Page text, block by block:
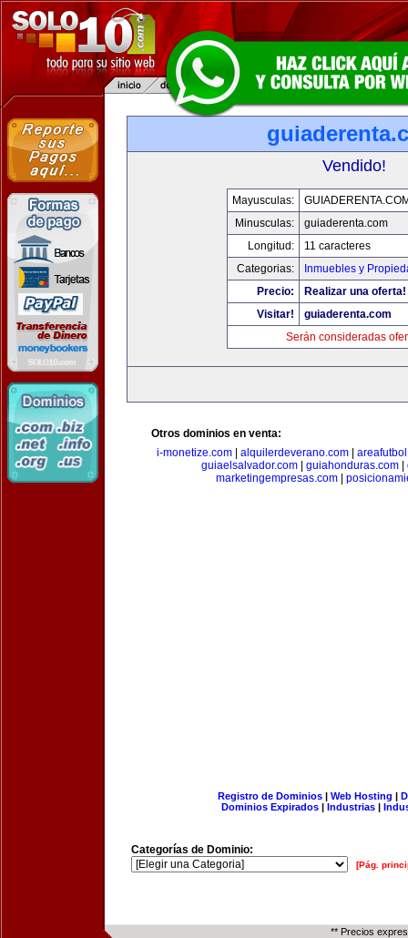
Vendido!
Mayusculas:
Minusculas:
guiaderenta.com
Longitud:
11 caracteres
Categorias:
Inmuebles y
Precio:
Realizar una oferta!
Visitar!
guiaderenta.com
Serán consideradas
Otros dominios en venta:
i-monetize.com
alquilerdeverano.com
guiaelsalvador.com| guiahonduras.com|
marketingempresas.com
Registro de Dominios| Web Hosting |
Dominios Expirados | Industrias |
Categorías de Dominio:
[Pág.
** Precios